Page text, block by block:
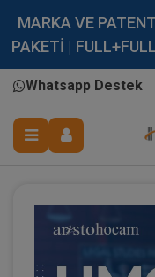
MARKA VE
PAKETİ |
Whatsapp Destek